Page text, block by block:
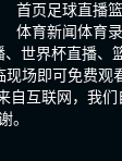
首页足球直播
体育新闻体育
世界杯直播
场即可免费
互联网，我
。